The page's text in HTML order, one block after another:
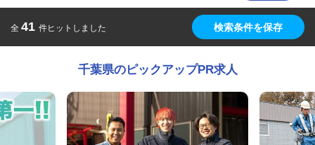
全 41 件ヒットしました 検索条件を保存
千葉県のピックアップPR求人